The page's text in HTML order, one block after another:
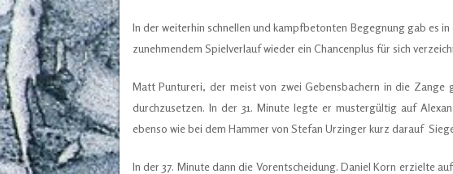
In der weiterhin schnellen und kampfbetonten Begegnung gab es
zunehmendem Spielverlauf wieder ein Chancenplus für sich
Matt Puntureri, der meist von zwei Gebensbachern in die
durchzusetzen. In der 31. Minute legte er mustergültig auf
ebenso wie bei dem Hammer von Stefan Urzinger kurz darauf
In der 37. Minute dann die Vorentscheidung. Daniel Korn erzielte